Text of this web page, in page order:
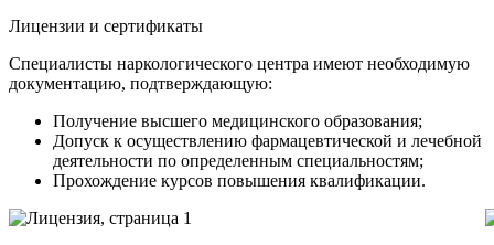
Лицензии и сертификаты
Специалисты наркологического центра имеют необходимую
документацию, подтверждающую:
Получение высшего медицинского образования;
Допуск к осуществлению фармацевтической и лечебной
деятельности по определенным специальностям;
Прохождение курсов повышения квалификации.